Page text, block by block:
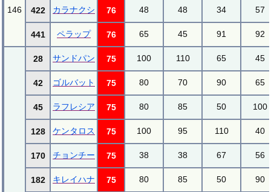
146 422 カラナクシ 76 48 48 34 57
441 ペラップ 76 65 45 91 92
28 サンドパン 75 100 110 65 45
42 ゴルバット 75 80 70 90 65
45 ラフレシア 75 80 85 50 100
128 ケンタロス 75 100 95 110 40
170 チョンチー 75 38 38 67 56
182 キレイハナ 75 80 85 50 90